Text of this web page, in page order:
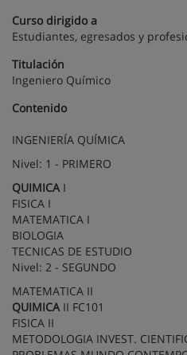
Curso dirigido a
Estudiantes, egresados y
Titulación
Ingeniero Químico
Contenido
INGENIERÍA QUÍMICA
Nivel: 1 - PRIMERO
QUIMICAI
FISICA I
MATEMATICA I
BIOLOGIA
TECNICAS DE ESTUDIO
Nivel: 2 - SEGUNDO
MATEMATICA II
QUIMICAII FC101
FISICA II
METODOLOGIA INVEST.